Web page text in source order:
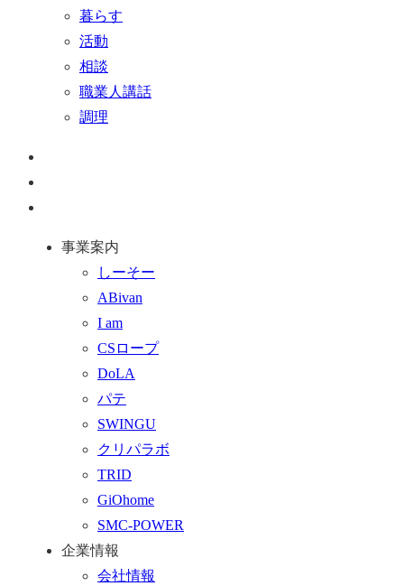
暮らす
活動
相談
職業人講話
調理
事業案内
しーそー
ABivan
I am
CSロープ
DoLA
パテ
SWINGU
クリパラボ
TRID
GiOhome
SMC-POWER
企業情報
会社情報